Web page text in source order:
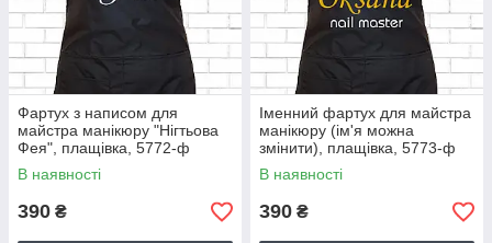
Фартух з написом для
майстра манікюру "Нігтьова
Фея", плащівка, 5772-ф
В наявності
390 ₴
Іменний фартух для майстра
манікюру (ім'я можна
змінити), плащівка, 5773-ф
В наявності
390 ₴